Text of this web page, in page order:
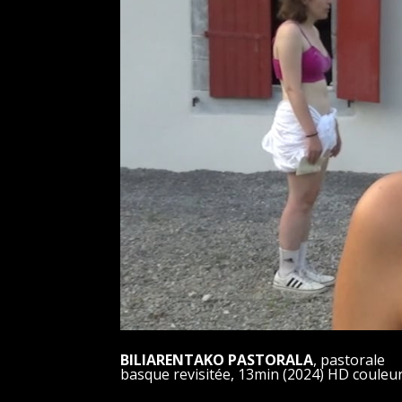
BILIARENTAKO PASTORALA, pastorale
basque revisitée, 13min (2024) HD